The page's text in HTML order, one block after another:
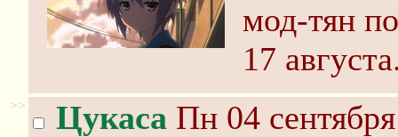
мод-тян
17
>> Цукаса Пн 04